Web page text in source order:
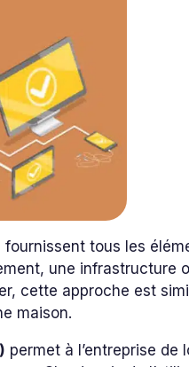
fournissent tous les
une infrastructure
cette approche est
maison.
permet à l’entreprise de